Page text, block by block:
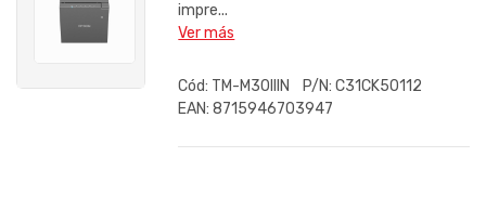
impre...
Ver más
Cód: TM-M30IIIN P/N: C31CK50112
EAN: 8715946703947